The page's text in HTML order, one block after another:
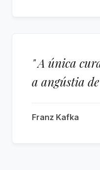
" A única
a angústia
Franz Kafka